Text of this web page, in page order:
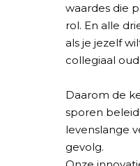
waardes die
rol. En alle
als je jezelf
collegiaal
Daarom de
sporen
levenslange
gevolg.